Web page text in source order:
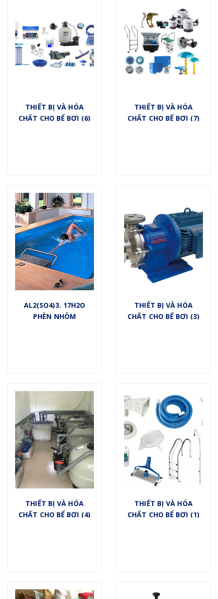
THIẾT BỊ VÀ HÓA
CHẤT CHO BỂ BƠI (6)
THIẾT BỊ VÀ HÓA
CHẤT CHO BỂ BƠI (7)
AL2(SO4)3. 17H2O
PHÈN NHÔM
THIẾT BỊ VÀ HÓA
CHẤT CHO BỂ BƠI (3)
THIẾT BỊ VÀ HÓA
CHẤT CHO BỂ BƠI (4)
THIẾT BỊ VÀ HÓA
CHẤT CHO BỂ BƠI (1)